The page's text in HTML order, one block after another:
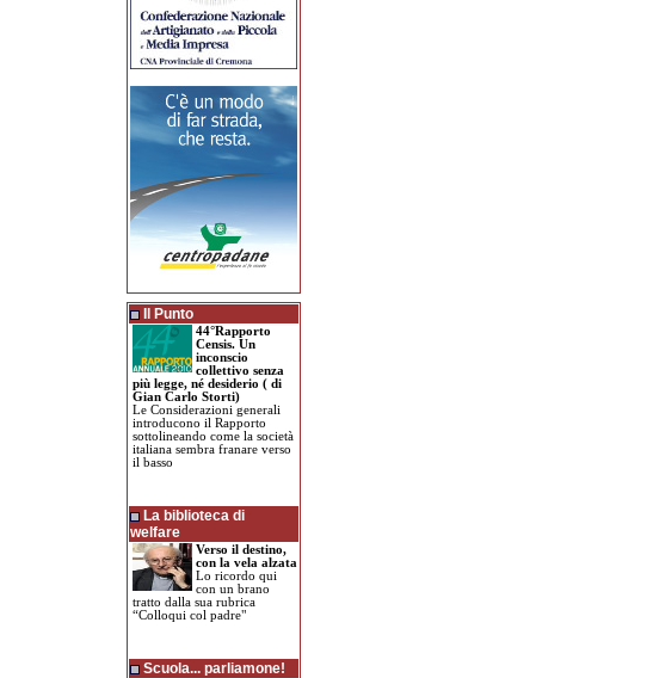
Il Punto
44°Rapporto
Censis. Un
inconscio
collettivo senza
più legge, né desiderio ( di
Gian Carlo Storti)
Le Considerazioni generali
introducono il Rapporto
sottolineando come la società
italiana sembra franare verso
il basso
La biblioteca di
welfare
Verso il destino,
con la vela alzata
Lo ricordo qui
con un brano
tratto dalla sua rubrica
“Colloqui col padre"
Scuola... parliamone!